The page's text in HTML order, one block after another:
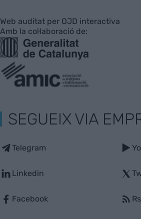
Web auditat per OJD interactiva
Amb la col·laboració de:
SEGUEIX VIA
Telegram
Linkedin
Facebook